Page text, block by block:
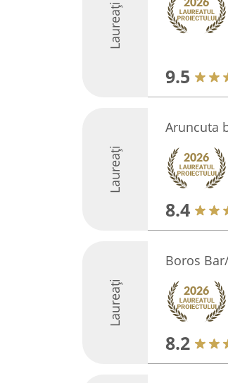
Laureați
9.5
Laureați
Aruncuta
8.4
Laureați
Boros
8.2